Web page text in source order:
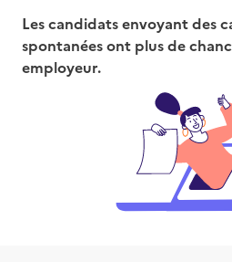
Les candidats envoyant des
spontanées ont plus de
employeur.